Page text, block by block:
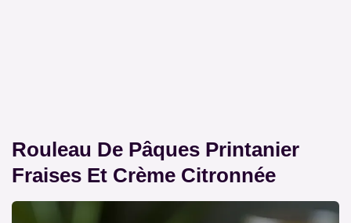
Rouleau De Pâques Printanier
Fraises Et Crème Citronnée